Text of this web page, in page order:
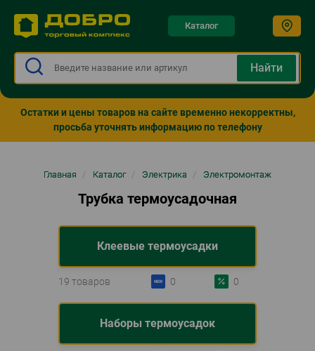
Каталог
Остатки и цены товаров на сайте временно некорректны,
просьба уточнять информацию по телефону
СтрокаГлавная / Каталог / Электрика / Электромонтаж
Трубка термоусадочная
Клеевые термоусадки
19 товаров 0 0
Наборы термоусадок